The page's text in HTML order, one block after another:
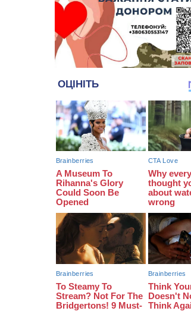
17:07 На Хімселищі у
облаштували новий
майданчик
16:32
Без розтину грудної
Черкасах 75-річній
замінили аортальний
16:00
У Черкаському
електростанцію за понад
мільйона гривень
15:30 У Київській області
з полеглим на фронті
Монастирищини